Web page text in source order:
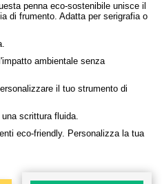
penna eco-sostenibile unisce il
di frumento. Adatta per serigrafia o
ambientale senza
il tuo strumento di
scrittura fluida.
eco-friendly. Personalizza la tua